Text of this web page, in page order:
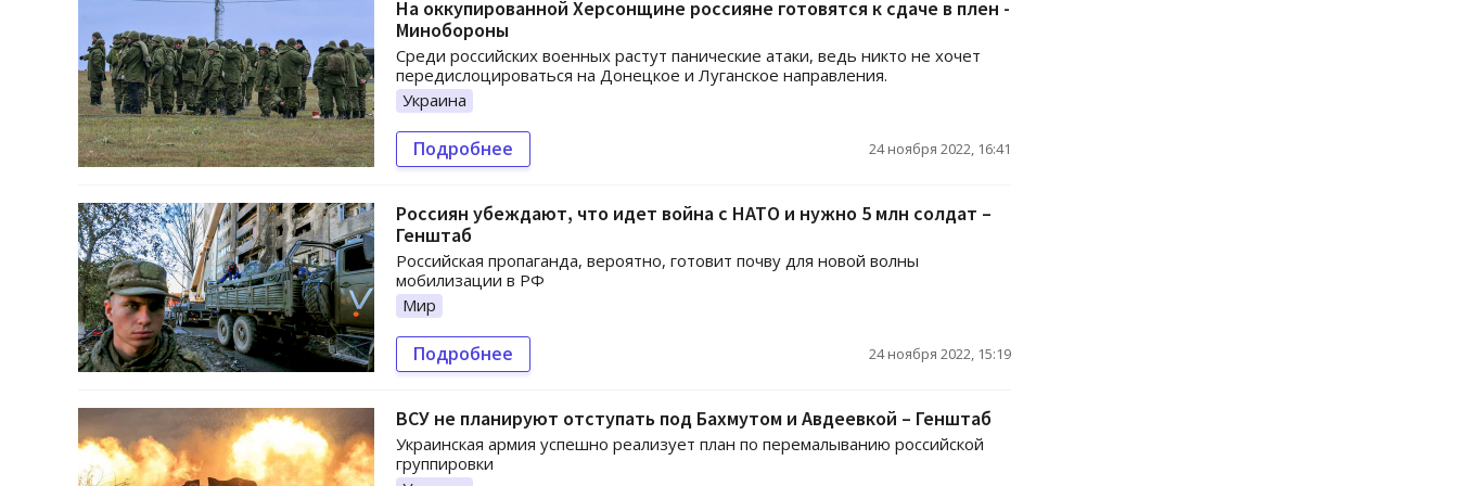
На оккупированной Херсонщине россияне готовятся к сдаче в плен -
Минобороны
Среди российских военных растут панические атаки, ведь никто не хочет
передислоцироваться на Донецкое и Луганское направления.
Украина
Подробнее 24 ноября 2022, 16:41
Россиян убеждают, что идет война с НАТО и нужно 5 млн солдат –
Генштаб
Российская пропаганда, вероятно, готовит почву для новой волны
мобилизации в РФ
Мир
Подробнее 24 ноября 2022, 15:19
ВСУ не планируют отступать под Бахмутом и Авдеевкой – Генштаб
Украинская армия успешно реализует план по перемалыванию российской
группировки